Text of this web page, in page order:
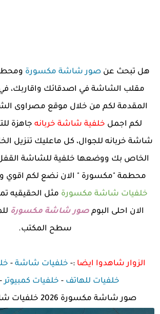
هل تبحث عن صور شاشة مكسورة
مقلب الشاشة في اصدقائك واقاربك،
المقدمة لكم من خلال موقع مصراوى
لكم اجمل خلفية شاشة خربانه جاهزة
شاشة خربانه للجوال، كل ماعليك تنزيل
الخاص بك ووضعها خلفية للشاشة
محطمة "مكسورة " الان نضع لكم اقوي
خلفيات شاشة مكسورة مثل الحقيقيه
الان احلى البومصور شاشة مكسورة
سطح المكتب.
الزوار شاهدوا ايضا :- خلفيات شاشة -
خلفيات للهاتف - خلفيات كمبيوتر-
صور شاشة مكسورة 2026 خلفيات شاشة محطمة